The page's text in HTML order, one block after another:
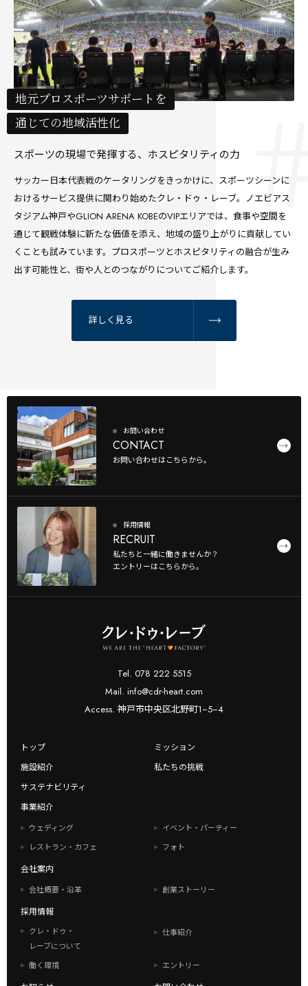
地元プロスポーツサポートを
通じての地域活性化
スポーツの現場で発揮する、ホスピタリティの力
サッカー日本代表戦のケータリングをきっかけに、スポーツシーンに
おけるサービス提供に関わり始めたクレ・ドゥ・レーブ。ノエビアス
タジアム神戸やGLION ARENA KOBEのVIPエリアでは、食事や空間を
通じて観戦体験に新たな価値を添え、地域の盛り上がりに貢献してい
くことも試みています。プロスポーツとホスピタリティの融合が生み
出す可能性と、街や人とのつながりについてご紹介します。
詳しく見る
お問い合わせ
CONTACT
お問い合わせはこちらから。
採用情報
RECRUIT
私たちと一緒に働きませんか？
エントリーはこちらから。
Tel. 078 222 5515
Mail. info@cdr-heart.com
Access. 神戸市中央区北野町1−5−4
トップ
ミッション
施設紹介
私たちの挑戦
サステナビリティ
事業紹介
ウェディング
イベント・パーティー
レストラン・カフェ
フォト
会社案内
会社概要・沿革 創業ストーリー
採用情報
クレ・ドゥ・
レーブについて
仕事紹介
働く環境 エントリー